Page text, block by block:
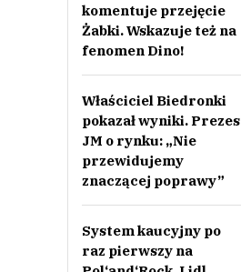
komentuje przejęcie
Żabki. Wskazuje też na
fenomen Dino!
Właściciel Biedronki
pokazał wyniki. Prezes
JM o rynku: „Nie
przewidujemy
znaczącej poprawy”
System kaucyjny po
raz pierwszy na